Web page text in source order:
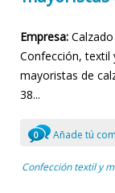
Empresa:
Confección, textil
mayoristas de
38...
0 Añade tú
Confección textil y